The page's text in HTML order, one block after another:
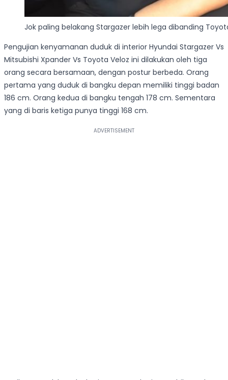
Jok paling belakang Stargazer lebih lega dibanding
Pengujian kenyamanan duduk di interior Hyundai Stargazer Vs
Mitsubishi Xpander Vs Toyota Veloz ini dilakukan oleh tiga
orang secara bersamaan, dengan postur berbeda. Orang
pertama yang duduk di bangku depan memiliki tinggi badan
186 cm. Orang kedua di bangku tengah 178 cm. Sementara
yang di baris ketiga punya tinggi 168 cm.